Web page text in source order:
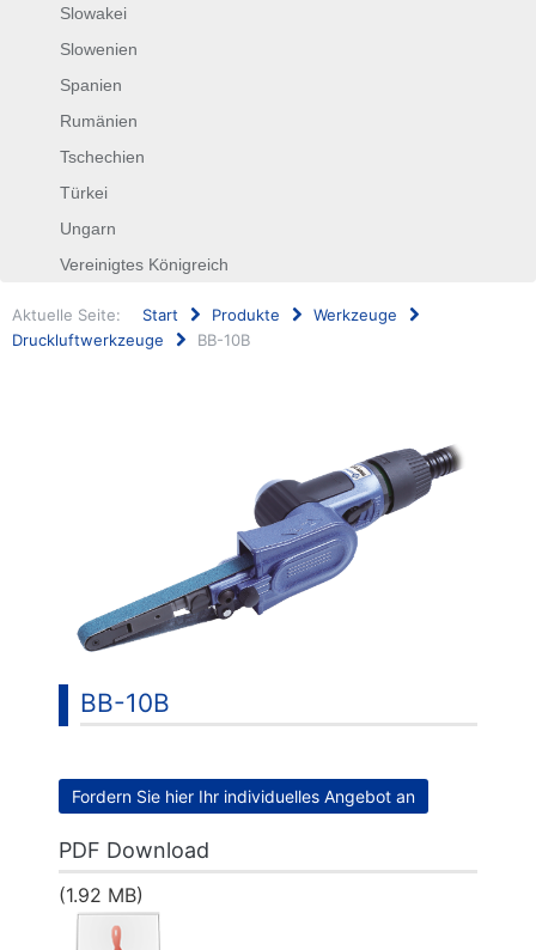
Slowakei
Slowenien
Spanien
Rumänien
Tschechien
Türkei
Ungarn
Vereinigtes Königreich
Aktuelle Seite: Start Produkte
Werkzeuge
Druckluftwerkzeuge
BB-10B
BB-10B
Fordern Sie hier Ihr individuelles Angebot an
PDF Download
(1.92 MB)